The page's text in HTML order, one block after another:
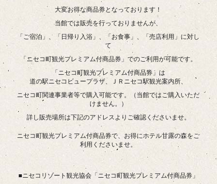
大変お得な商品券となっております！
当館では販売を行っておりませんが、
「ご宿泊」、「日帰り入浴」、「お食事」、「売店利用」に対し
て
「ニセコ町観光プレミアム付商品券」でのご利用が可能です。
「ニセコ町観光プレミアム付商品券」は
道の駅ニセコビュープラザ、ＪＲニセコ駅観光案内所、
ニセコ町関連事業者等で購入可能です。（当館ではご購入いただ
けません。）
詳し販売場所は下記のアドレスよりご確認くださいませ。
ニセコ町観光プレミアム付商品券で、お得にホテル甘露の森をご
利用くださいませ。
■ニセコリゾート観光協会「ニセコ町観光プレミアム付商品券」